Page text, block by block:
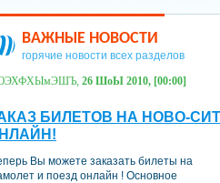
ВАЖНЫЕ НОВОСТИ
горячие новости всех разделов
26 ШоЫ 2010, [00:00]
БИЛЕТОВ НА НОВО-
Вы можете заказать билеты на
и поезд онлайн ! Основное